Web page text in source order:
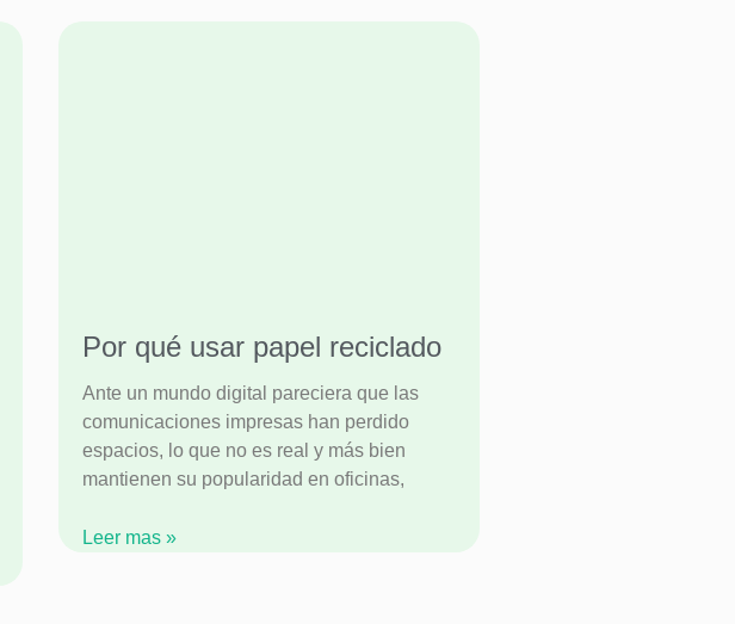
Por qué usar papel reciclado
Ante un mundo digital pareciera que las
comunicaciones impresas han perdido
espacios, lo que no es real y más bien
mantienen su popularidad en oficinas,
Leer mas »